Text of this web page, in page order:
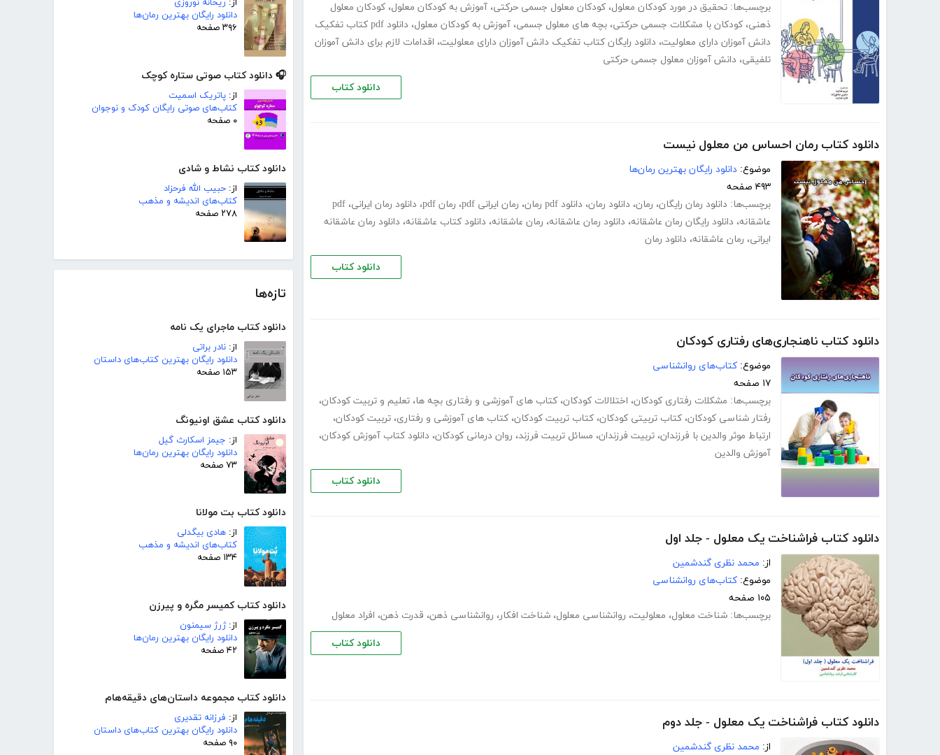
از: ریحانه نوروزی
دانلود رایگان بهترین رمان‌ها
۳۹۶ صفحه
🎧 دانلود کتاب صوتی ستاره کوچک
از: پاتریک اسمیت
کتاب‌های صوتی رایگان کودک و نوجوان
۰ صفحه
دانلود کتاب نشاط و شادی
از: حبیب الله فرحزاد
کتاب‌های اندیشه و مذهب
۲۷۸ صفحه
تازه‌ها
دانلود کتاب ماجرای یک نامه
از: نادر براتی
دانلود رایگان بهترین کتاب‌های داستان
۱۵۳ صفحه
دانلود کتاب عشق اونیونگ
از: جیمز اسکارث گیل
دانلود رایگان بهترین رمان‌ها
۷۳ صفحه
دانلود کتاب بت مولانا
از: هادی بیگدلی
کتاب‌های اندیشه و مذهب
۱۳۴ صفحه
دانلود کتاب کمیسر مگره و پیرزن
از:ژرژ سیمنون
دانلود رایگان بهترین رمان‌ها
۴۲ صفحه
دانلود کتاب مجموعه داستان‌های دقیقه‌هام
از: فرزانه تقدیری
دانلود رایگان بهترین کتاب‌های داستان
۹۰ صفحه
برچسب‌ها: تحقیق در مورد کودکان معلول، کودکان معلول جسمی حرکتی، آموزش به کودکان معلول، کودکان معلول
ذهنی، کودکان با مشکلات جسمی حرکتی، بچه های معلول جسمی، آموزش به کودکان معلول،
دانلود pdf کتاب تفکیک
دانش آموزان دارای معلولیت، دانلود رایگان کتاب تفکیک دانش آموزان دارای معلولیت، اقدامات لازم برای دانش آموزان
تلفیقی، دانش آموزان معلول جسمی حرکتی
دانلود کتاب
دانلود کتاب رمان احساس من معلول نیست
موضوع: دانلود رایگان بهترین رمان‌ها
۴۹۳ صفحه
برچسب‌ها: دانلود رمان رایگان، رمان، دانلود رمان، دانلود pdf رمان ، رمان ایرانی pdf ، رمان pdf ، دانلود رمان ایرانی، pdf
عاشقانه، دانلود رایگان رمان عاشقانه، دانلود رمان عاشقانه، رمان عاشقانه، دانلود کتاب عاشقانه، دانلود رمان عاشقانه
ایرانی، رمان عاشقانه، دانلود رمان
دانلود کتاب
دانلود کتاب ناهنجاری‌های رفتاری کودکان
موضوع: کتاب‌های روانشناسی
۱۷ صفحه
برچسب‌ها: مشکلات رفتاری کودکان، اختلالات کودکان، کتاب های آموزشی و رفتاری بچه ها، تعلیم و تربیت کودکان،
رفتار شناسی کودکان، کتاب تربیتی کودکان، کتاب تربیت کودکان، کتاب های آموزشی و رفتاری، تربیت کودکان،
ارتباط موثر والدین با فرزندان، تربیت فرزندان، مسائل تربیت فرزند، روان درمانی کودکان، دانلود کتاب آموزش کودکان،
آموزش والدین
دانلود کتاب
دانلود کتاب فراشناخت یک معلول - جلد اول
از: محمد نظری گندشمین
موضوع: کتاب‌های روانشناسی
۱۰۵ صفحه
برچسب‌ها: شناخت معلول، معلولیت، روانشناسی معلول، شناخت افکار، روانشناسی ذهن، قدرت ذهن، افراد معلول
دانلود کتاب
دانلود کتاب فراشناخت یک معلول - جلد دوم
از: محمد نظری گندشمین